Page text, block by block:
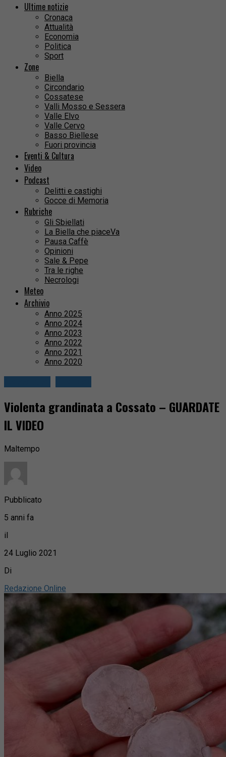
Ultime notizie
Cronaca
Attualità
Economia
Politica
Sport
Zone
Biella
Circondario
Cossatese
Valli Mosso e Sessera
Valle Elvo
Valle Cervo
Basso Biellese
Fuori provincia
Eventi & Cultura
Video
Podcast
Delitti e castighi
Gocce di Memoria
Rubriche
Gli Sbiellati
La Biella che piaceVa
Pausa Caffè
Opinioni
Sale & Pepe
Tra le righe
Necrologi
Meteo
Archivio
Anno 2025
Anno 2024
Anno 2023
Anno 2022
Anno 2021
Anno 2020
Violenta grandinata a Cossato – GUARDATE
IL VIDEO
Maltempo
Pubblicato
5 anni fa
il
24 Luglio 2021
Di
Redazione Online